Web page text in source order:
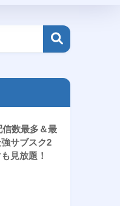
信数最多＆最
サブスク2
見放題！